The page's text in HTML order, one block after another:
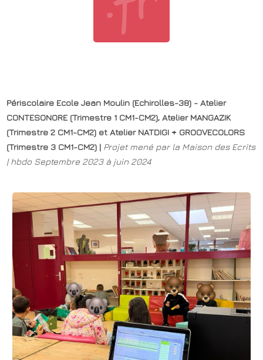
Périscolaire Ecole Jean Moulin (Echirolles-38) - Atelier
CONTESONORE (Trimestre 1 CM1-CM2), Atelier MANGAZIK
(Trimestre 2 CM1-CM2) et Atelier NATDIGI + GROOVECOLORS
(Trimestre 3 CM1-CM2) | Projetmené par la Maison des Ecrits
| hbdo Septembre 2023 à juin 2024